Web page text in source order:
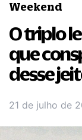
Weekend
O triplo
que
desse
21 de julho de